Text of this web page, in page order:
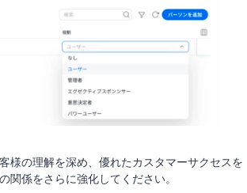
様の理解を深め、優れたカスタマーサクセスを
係をさらに強化してください。